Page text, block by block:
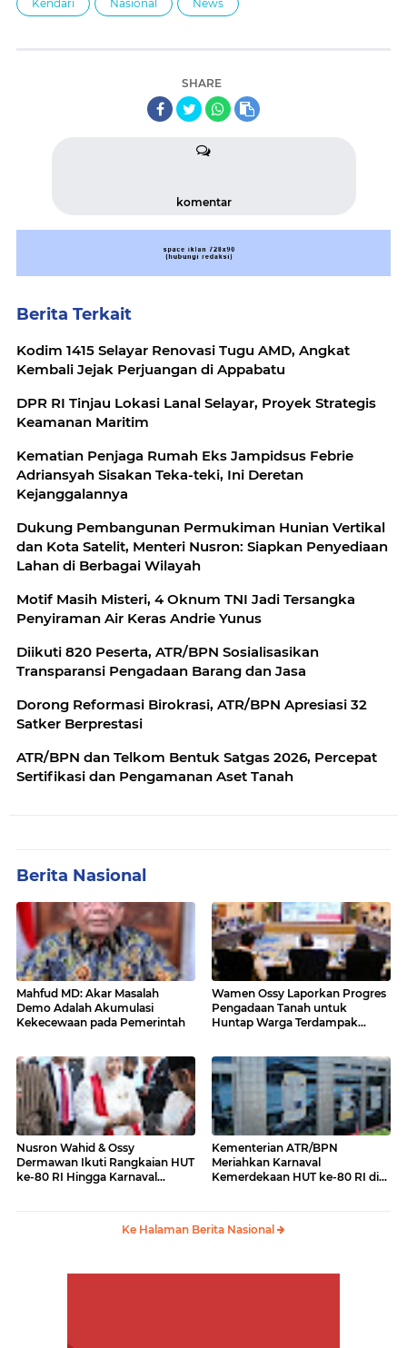
Kendari Nasional News
SHARE
komentar
Berita Terkait
Kodim 1415 Selayar Renovasi Tugu AMD, Angkat
Kembali Jejak Perjuangan di Appabatu
DPR RI Tinjau Lokasi Lanal Selayar, Proyek Strategis
Keamanan Maritim
Kematian Penjaga Rumah Eks Jampidsus Febrie
Adriansyah Sisakan Teka-teki, Ini Deretan
Kejanggalannya
Dukung Pembangunan Permukiman Hunian Vertikal
dan Kota Satelit, Menteri Nusron: Siapkan Penyediaan
Lahan di Berbagai Wilayah
Motif Masih Misteri, 4 Oknum TNI Jadi Tersangka
Penyiraman Air Keras Andrie Yunus
Diikuti 820 Peserta, ATR/BPN Sosialisasikan
Transparansi Pengadaan Barang dan Jasa
Dorong Reformasi Birokrasi, ATR/BPN Apresiasi 32
Satker Berprestasi
ATR/BPN dan Telkom Bentuk Satgas 2026, Percepat
Sertifikasi dan Pengamanan Aset Tanah
Berita Nasional
Mahfud MD: Akar Masalah
Demo Adalah Akumulasi
Kekecewaan pada Pemerintah
Wamen Ossy Laporkan Progres
Pengadaan Tanah untuk
Huntap Warga Terdampak
Nusron Wahid & Ossy
Dermawan Ikuti Rangkaian HUT
ke-80 RI Hingga Karnaval
Kementerian ATR/BPN
Meriahkan Karnaval
Kemerdekaan HUT ke-80 RI di
Ke Halaman Berita Nasional